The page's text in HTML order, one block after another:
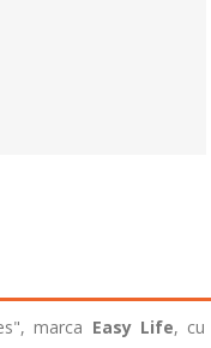
marca Easy Life, cu